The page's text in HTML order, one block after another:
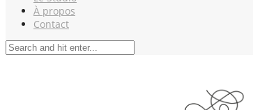
À propos
Contact